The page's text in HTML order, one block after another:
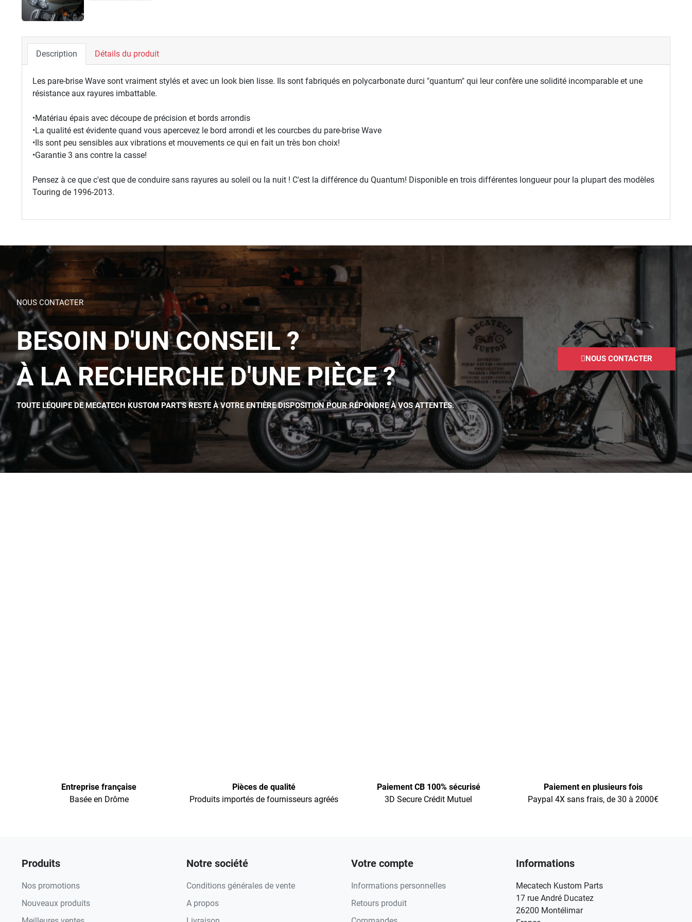
Description Détails du produit
Les pare-brise Wave sont vraiment stylés et avec un look bien lisse. Ils sont fabriqués en polycarbonate durci "quantum" qui leur confère une solidité incomparable et une
résistance aux rayures imbattable.
•Matériau épais avec découpe de précision et bords arrondis
•La qualité est évidente quand vous apercevez le bord arrondi et les courcbes du pare-brise Wave
•Ils sont peu sensibles aux vibrations et mouvements ce qui en fait un très bon choix!
•Garantie 3 ans contre la casse!
Pensez à ce que c'est que de conduire sans rayures au soleil ou la nuit ! C'est la différence du Quantum! Disponible en trois différentes longueur pour la plupart des modèles
Touring de 1996-2013.
NOUS CONTACTER
BESOIN D'UN CONSEIL ?
À LA RECHERCHE D'UNE PIÈCE ?
TOUTE L'ÉQUIPE DE MECATECH KUSTOM PART'S RESTE À VOTRE ENTIÈRE DISPOSITION POUR RÉPONDRE À VOS ATTENTES.
NOUS CONTACTER
Entreprise française
Basée en Drôme
Pièces de qualité
Produits importés de fournisseurs agréés
Paiement CB 100% sécurisé
3D Secure Crédit Mutuel
Paiement en plusieurs fois
Paypal 4X sans frais, de 30 à 2000€
Produits
Nos promotions
Nouveaux produits
Notre société
Conditions générales de vente
A propos
Votre compte
Informations personnelles
Retours produit
Informations
Mecatech Kustom Parts
17 rue André Ducatez
26200 Montélimar